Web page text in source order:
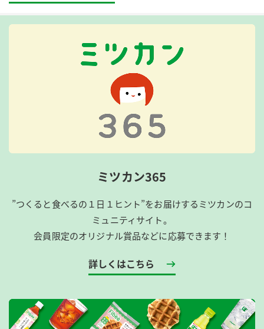
ミツカン365
”つくると食べるの１日１ヒント”をお届けするミツカンのコ
ミュニティサイト。
会員限定のオリジナル賞品などに応募できます！
詳しくはこちら